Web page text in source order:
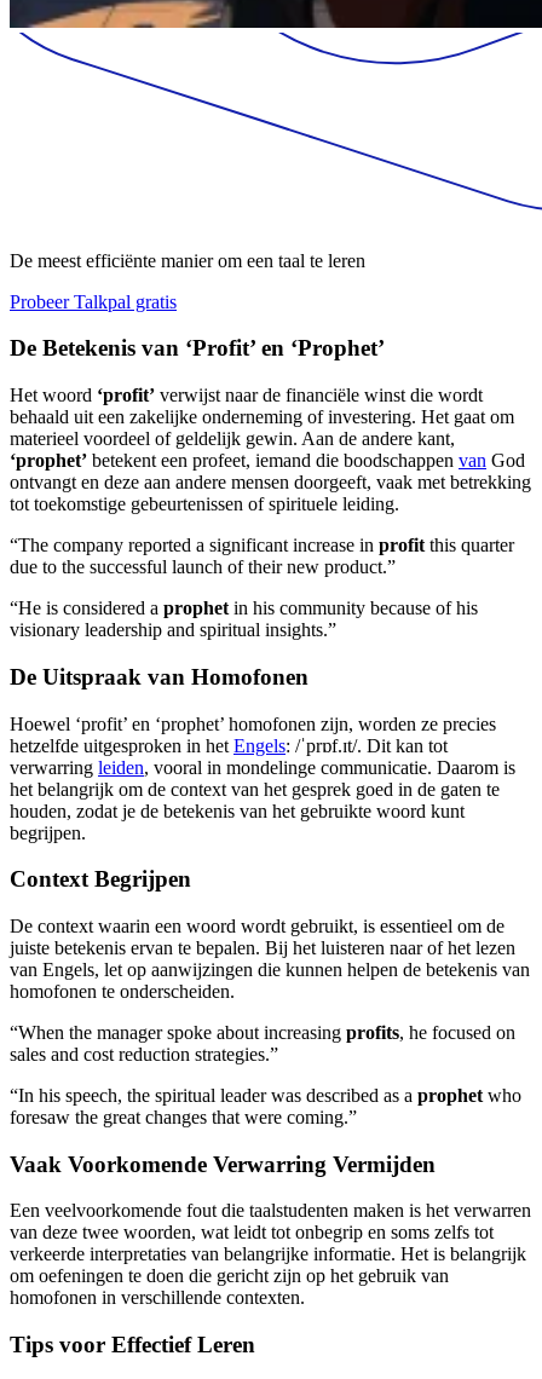
De meest efficiënte manier om een taal te leren
Probeer Talkpal gratis
De Betekenis van ‘Profit’ en ‘Prophet’
Het woord ‘profit’ verwijst naar de financiële winst die wordt
behaald uit een zakelijke onderneming of investering. Het gaat om
materieel voordeel of geldelijk gewin. Aan de andere kant,
‘prophet’ betekent een profeet, iemand die boodschappen van God
ontvangt en deze aan andere mensen doorgeeft, vaak met betrekking
tot toekomstige gebeurtenissen of spirituele leiding.
“The company reported a significant increase in profit this quarter
due to the successful launch of their new product.”
“He is considered a prophet in his community because of his
visionary leadership and spiritual insights.”
De Uitspraak van Homofonen
Hoewel ‘profit’ en ‘prophet’ homofonen zijn, worden ze precies
hetzelfde uitgesproken in het Engels: /ˈprɒf.ɪt/. Dit kan tot
verwarring leiden, vooral in mondelinge communicatie. Daarom is
het belangrijk om de context van het gesprek goed in de gaten te
houden, zodat je de betekenis van het gebruikte woord kunt
begrijpen.
Context Begrijpen
De context waarin een woord wordt gebruikt, is essentieel om de
juiste betekenis ervan te bepalen. Bij het luisteren naar of het lezen
van Engels, let op aanwijzingen die kunnen helpen de betekenis van
homofonen te onderscheiden.
“When the manager spoke about increasing profits, he focused on
sales and cost reduction strategies.”
“In his speech, the spiritual leader was described as a prophet who
foresaw the great changes that were coming.”
Vaak Voorkomende Verwarring Vermijden
Een veelvoorkomende fout die taalstudenten maken is het verwarren
van deze twee woorden, wat leidt tot onbegrip en soms zelfs tot
verkeerde interpretaties van belangrijke informatie. Het is belangrijk
om oefeningen te doen die gericht zijn op het gebruik van
homofonen in verschillende contexten.
Tips voor Effectief Leren